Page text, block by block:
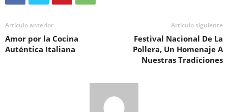
Artículo anterior
Amor por la Cocina
Auténtica Italiana
Artículo siguiente
Festival Nacional De La
Pollera, Un Homenaje A
Nuestras Tradiciones